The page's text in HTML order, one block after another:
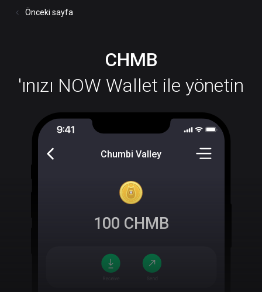
Önceki sayfa
CHMB
'ınızı NOW Wallet ile yönetin
Chumbi Valley
100 CHMB